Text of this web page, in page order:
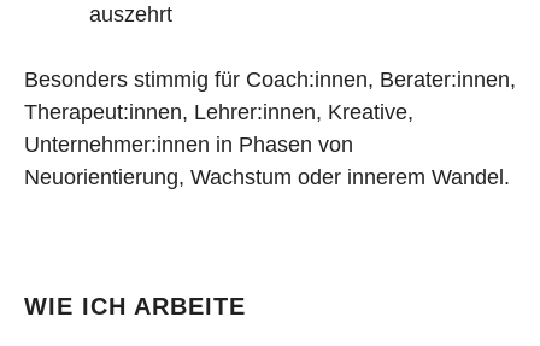
auszehrt
Besonders stimmig für Coach:innen, Berater:innen,
Therapeut:innen, Lehrer:innen, Kreative,
Unternehmer:innen in Phasen von
Neuorientierung, Wachstum oder innerem Wandel.
WIE ICH ARBEITE